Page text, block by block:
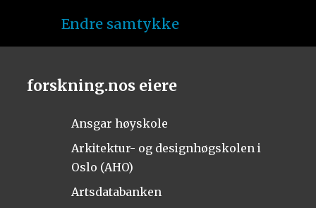
Endre samtykke
forskning.nos eiere
Ansgar høyskole
Arkitektur- og designhøgskolen i
Oslo (AHO)
Artsdatabanken